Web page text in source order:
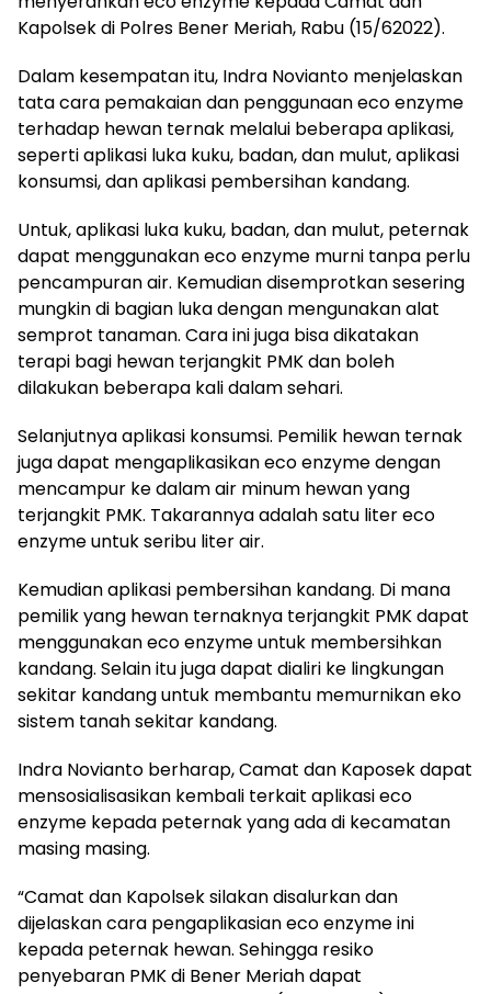
Kapolsek di Polres Bener Meriah, Rabu (15/62022).
Dalam kesempatan itu, Indra Novianto menjelaskan
tata cara pemakaian dan penggunaan eco enzyme
terhadap hewan ternak melalui beberapa aplikasi,
seperti aplikasi luka kuku, badan, dan mulut, aplikasi
konsumsi, dan aplikasi pembersihan kandang.
Untuk, aplikasi luka kuku, badan, dan mulut, peternak
dapat menggunakan eco enzyme murni tanpa perlu
pencampuran air. Kemudian disemprotkan sesering
mungkin di bagian luka dengan mengunakan alat
semprot tanaman. Cara ini juga bisa dikatakan
terapi bagi hewan terjangkit PMK dan boleh
dilakukan beberapa kali dalam sehari.
Selanjutnya aplikasi konsumsi. Pemilik hewan ternak
juga dapat mengaplikasikan eco enzyme dengan
mencampur ke dalam air minum hewan yang
terjangkit PMK. Takarannya adalah satu liter eco
enzyme untuk seribu liter air.
Kemudian aplikasi pembersihan kandang. Di mana
pemilik yang hewan ternaknya terjangkit PMK dapat
menggunakan eco enzyme untuk membersihkan
kandang. Selain itu juga dapat dialiri ke lingkungan
sekitar kandang untuk membantu memurnikan eko
sistem tanah sekitar kandang.
Indra Novianto berharap, Camat dan Kaposek dapat
mensosialisasikan kembali terkait aplikasi eco
enzyme kepada peternak yang ada di kecamatan
masing masing.
“Camat dan Kapolsek silakan disalurkan dan
dijelaskan cara pengaplikasian eco enzyme ini
kepada peternak hewan. Sehingga resiko
penyebaran PMK di Bener Meriah dapat